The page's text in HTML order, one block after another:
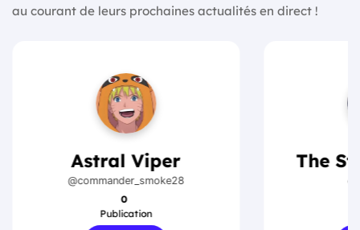
au courant de leurs prochaines actualités en direct !
Astral Viper
@commander_smoke28
0
Publication
The